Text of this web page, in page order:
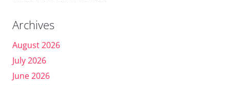
Archives
August 2026
July 2026
June 2026